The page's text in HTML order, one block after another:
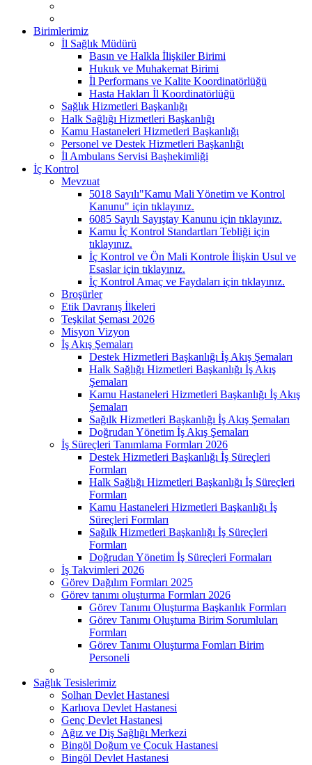
Birimlerimiz
İl Sağlık Müdürü
Basın ve Halkla İlişkiler Birimi
Hukuk ve Muhakemat Birimi
İl Performans ve Kalite Koordinatörlüğü
Hasta Hakları İl Koordinatörlüğü
Sağlık Hizmetleri Başkanlığı
Halk Sağlığı Hizmetleri Başkanlığı
Kamu Hastaneleri Hizmetleri Başkanlığı
Personel ve Destek Hizmetleri Başkanlığı
İl Ambulans Servisi Başhekimliği
İç Kontrol
Mevzuat
5018 Sayılı"Kamu Mali Yönetim ve Kontrol
Kanunu" için tıklayınız.
6085 Sayılı Sayıştay Kanunu için tıklayınız.
Kamu İç Kontrol Standartları Tebliği için
tıklayınız.
İç Kontrol ve Ön Mali Kontrole İlişkin Usul ve
Esaslar için tıklayınız.
İç Kontrol Amaç ve Faydaları için tıklayınız.
Broşürler
Etik Davranış İlkeleri
Teşkilat Şeması 2026
Misyon Vizyon
İş Akış Şemaları
Destek Hizmetleri Başkanlığı İş Akış Şemaları
Halk Sağlığı Hizmetleri Başkanlığı İş Akış
Şemaları
Kamu Hastaneleri Hizmetleri Başkanlığı İş Akış
Şemaları
Sağılk Hizmetleri Başkanlığı İş Akış Şemaları
Doğrudan Yönetim İş Akış Şemaları
İş Süreçleri Tanımlama Formları 2026
Destek Hizmetleri Başkanlığı İş Süreçleri
Formları
Halk Sağlığı Hizmetleri Başkanlığı İş Süreçleri
Formları
Kamu Hastaneleri Hizmetleri Başkanlığı İş
Süreçleri Formları
Sağılk Hizmetleri Başkanlığı İş Süreçleri
Formları
Doğrudan Yönetim İş Süreçleri Formaları
İş Takvimleri 2026
Görev Dağılım Formları 2025
Görev tanımı oluşturma Formları 2026
Görev Tanımı Oluşturma Başkanlık Formları
Görev Tanımı Oluştuma Birim Sorumluları
Formları
Görev Tanımı Oluşturma Fomları Birim
Personeli
Sağlık Tesislerimiz
Solhan Devlet Hastanesi
Karlıova Devlet Hastanesi
Genç Devlet Hastanesi
Ağız ve Diş Sağlığı Merkezi
Bingöl Doğum ve Çocuk Hastanesi
Bingöl Devlet Hastanesi